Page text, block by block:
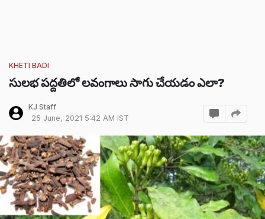
KHETI BADI
సులభ పద్దతిలో లవంగాలు సాగు చేయడం ఎలా?
KJ Staff
25 June, 2021 5:42 AM IST